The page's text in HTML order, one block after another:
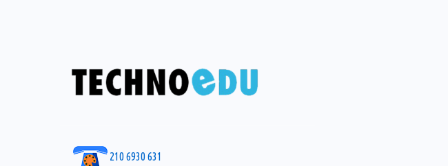
210 6930 631